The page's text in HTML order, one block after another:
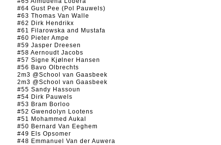
#64 Gust Pee (Pol Pauwels)
#63 Thomas Van Walle
#62 Dirk Hendrikx
#61 Filarowska and Mustafa
#60 Pieter Ampe
#59 Jasper Dreesen
#58 Aernoudt Jacobs
#57 Signe Kjølner Hansen
#56 Bavo Olbrechts
2m3 @School van Gaasbeek
2m3 @School van Gaasbeek
#55 Sandy Hassoun
#54 Dirk Pauwels
#53 Bram Borloo
#52 Gwendolyn Lootens
#51 Mohammed Aukal
#50 Bernard Van Eeghem
#49 Els Opsomer
#48 Emmanuel Van der Auwera